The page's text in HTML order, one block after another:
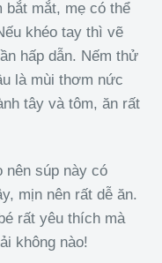
bắt mắt, mẹ có thể
khéo tay thì vẽ
hấp dẫn. Nếm thử
là mùi thơm nức
tây và tôm, ăn rất
nên súp này có
mịn nên rất dễ ăn.
rất yêu thích mà
không nào!